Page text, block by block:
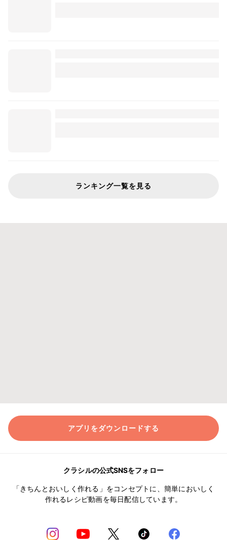
ランキング一覧を見る
アプリをダウンロードする
クラシルの公式SNSをフォロー
「きちんとおいしく作れる」をコンセプトに、簡単においしく
作れるレシピ動画を毎日配信しています。